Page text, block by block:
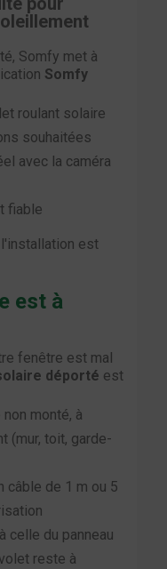
Somfy met à
Somfy
roulant solaire
souhaitées
avec la caméra
fiable
est
est à
fenêtre est mal
déporté est
monté, à
(mur, toit, garde-
câble de 1 m ou 5
celle du panneau
reste à